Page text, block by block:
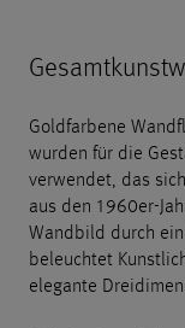
Goldfarbene
wurden für die
verwendet, das
aus den 1960er-
Wandbild durch
beleuchtet
elegante